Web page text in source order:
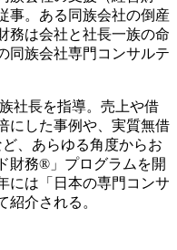
事。ある同族会社の倒産
務は会社と社長一族の命
同族会社専門コンサルテ
社長を指導。売上や借
にした事例や、実質無借
、あらゆる角度からお
財務®」プログラムを開
には「日本の専門コンサ
紹介される。